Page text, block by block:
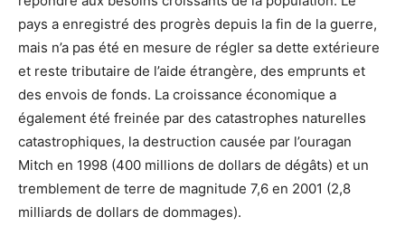
pays a enregistré des progrès depuis la fin de la guerre,
mais n’a pas été en mesure de régler sa dette extérieure
et reste tributaire de l’aide étrangère, des emprunts et
des envois de fonds. La croissance économique a
également été freinée par des catastrophes naturelles
catastrophiques, la destruction causée par l’ouragan
Mitch en 1998 (400 millions de dollars de dégâts) et un
tremblement de terre de magnitude 7,6 en 2001 (2,8
milliards de dollars de dommages).